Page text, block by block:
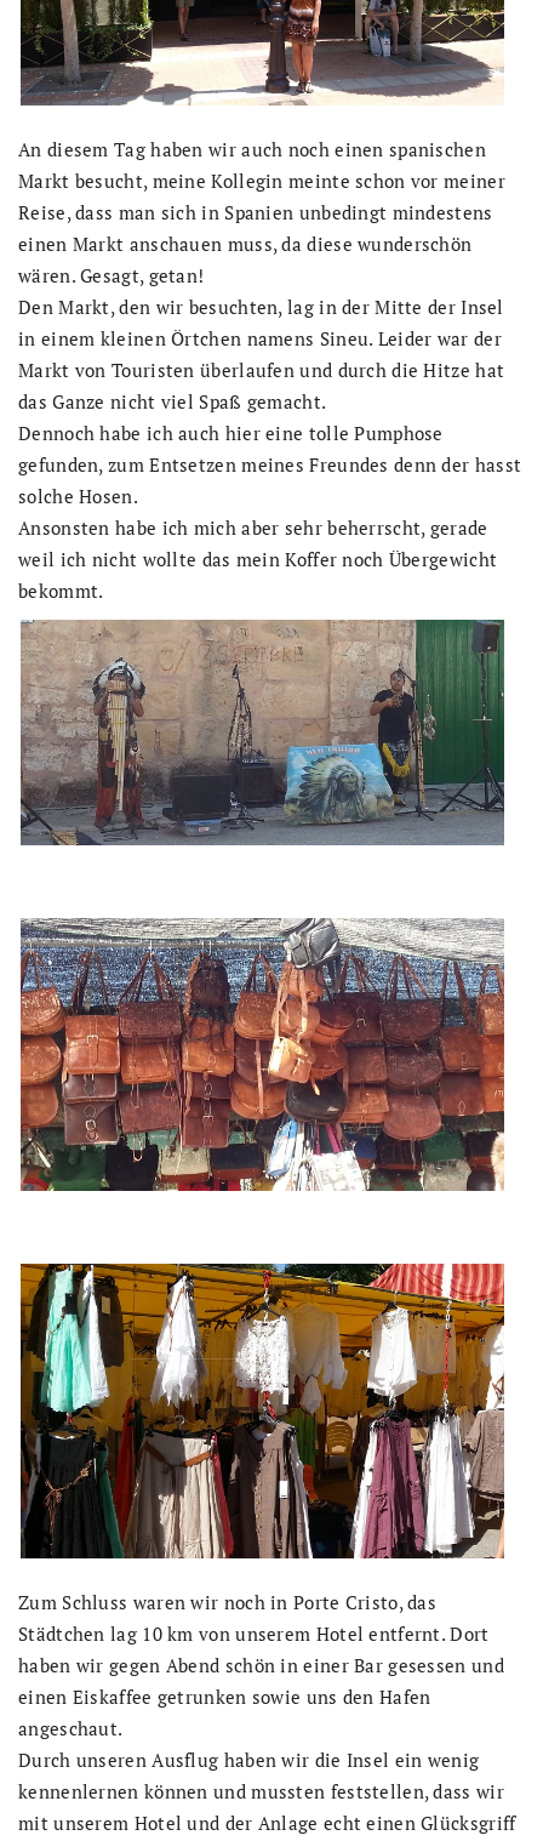
An diesem Tag haben wir auch noch einen spanischen
Markt besucht, meine Kollegin meinte schon vor meiner
Reise, dass man sich in Spanien unbedingt mindestens
einen Markt anschauen muss, da diese wunderschön
wären. Gesagt, getan!
Den Markt, den wir besuchten, lag in der Mitte der Insel
in einem kleinen Örtchen namens Sineu. Leider war der
Markt von Touristen überlaufen und durch die Hitze hat
das Ganze nicht viel Spaß gemacht.
Dennoch habe ich auch hier eine tolle Pumphose
gefunden, zum Entsetzen meines Freundes denn der hasst
solche Hosen.
Ansonsten habe ich mich aber sehr beherrscht, gerade
weil ich nicht wollte das mein Koffer noch Übergewicht
bekommt.
Zum Schluss waren wir noch in Porte Cristo, das
Städtchen lag 10 km von unserem Hotel entfernt. Dort
haben wir gegen Abend schön in einer Bar gesessen und
einen Eiskaffee getrunken sowie uns den Hafen
angeschaut.
Durch unseren Ausflug haben wir die Insel ein wenig
kennenlernen können und mussten feststellen, dass wir
mit unserem Hotel und der Anlage echt einen Glücksgriff